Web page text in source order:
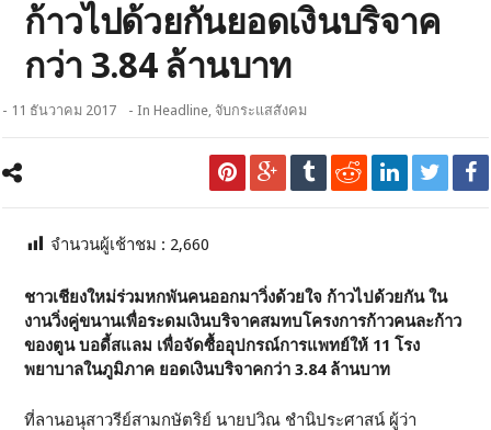
ก้าวไปด้วยกันยอดเงินบริจาค
กว่า 3.84 ล้านบาท
- 11 ธันวาคม 2017 - InHeadline, จับกระแสสังคม
จำนวนผู้เช้าชม : 2,660
ชาวเชียงใหม่ร่วมหกพันคนออกมาวิ่งด้วยใจ ก้าวไปด้วยกัน ใน
งานวิ่งคู่ขนานเพื่อระดมเงินบริจาคสมทบโครงการก้าวคนละก้าว
ของตูน บอดี้สแลม เพื่อจัดซื้ออุปกรณ์การแพทย์ให้ 11 โรง
พยาบาลในภูมิภาค ยอดเงินบริจาคกว่า3.84 ล้านบาท
ที่ลานอนุสาวรีย์สามกษัตริย์ นายปวิณ ชำนิประศาสน์ ผู้ว่า